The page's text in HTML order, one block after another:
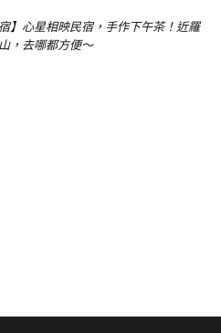
】心星相映民宿，手作下午茶！近羅
，去哪都方便～